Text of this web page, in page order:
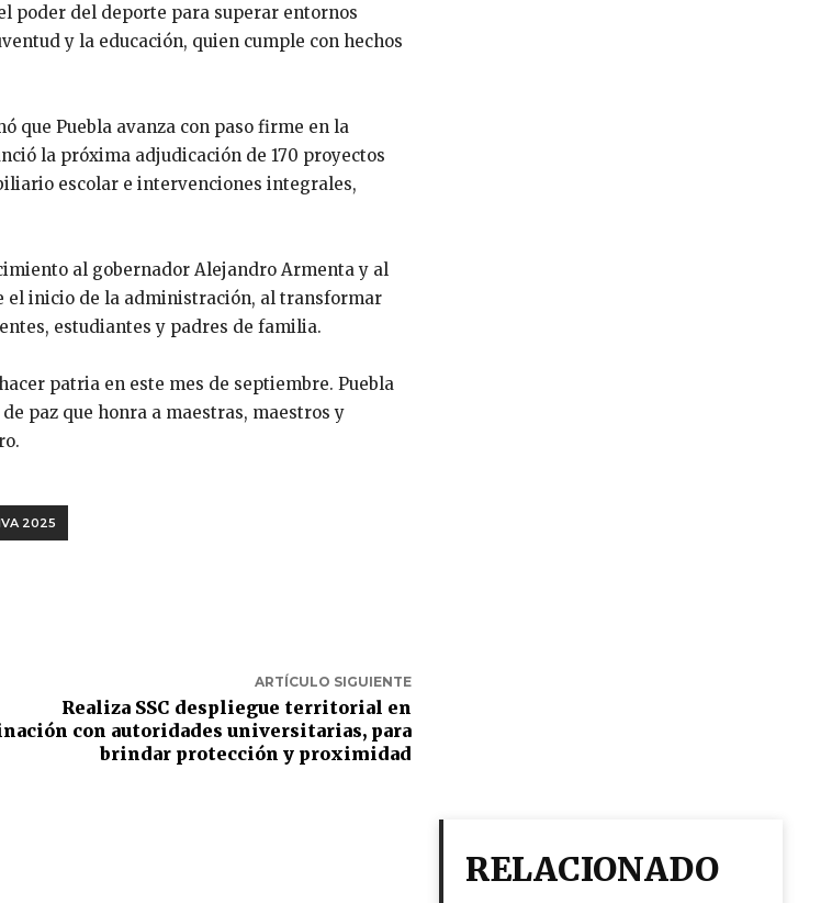
poder del deporte para superar entornos
y la educación, quien cumple con hechos
que Puebla avanza con paso firme en la
la próxima adjudicación de 170 proyectos
escolar e intervenciones integrales,
al gobernador Alejandro Armenta y al
el inicio de la administración, al transformar
estudiantes y padres de familia.
patria en este mes de septiembre. Puebla
paz que honra a maestras, maestros y
2025
ARTÍCULO SIGUIENTE
Realiza SSC despliegue territorial en
con autoridades universitarias, para
brindar protección y proximidad
RELACIONADO